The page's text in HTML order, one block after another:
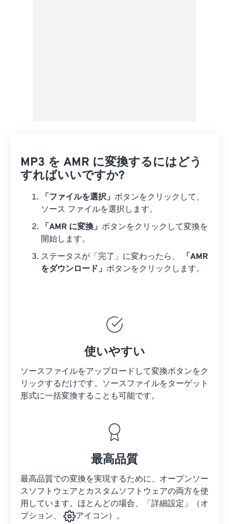
MP3 を AMR に変換するにはどう
すればいいですか?
「ファイルを選択」 ボタンをクリックして、
ソース ファイルを選択します。
「AMR に変換」 ボタンをクリックして変換を
開始します。
ステータスが「完了」に変わったら、
「AMR
をダウンロード」 ボタンをクリックします。
使いやすい
ソースファイルをアップロードして変換ボタンをク
リックするだけです。 ソースファイルをターゲット
形式に一括変換することも可能です。
最高品質
最高品質での変換を実現するために、オープンソー
スソフトウェアとカスタムソフトウェアの両方を使
用しています。ほとんどの場合、「詳細設定」（オ
プション、
アイコン）。